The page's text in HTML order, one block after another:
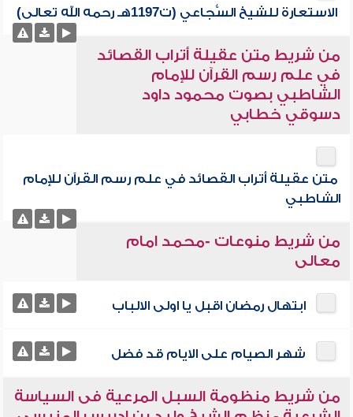
الاستعارة للشيخ السُّجاعي (ت1197هـ رحمه الله تعالى)
من شريط متن عقيلة أتراب القصائد
في علم رسم القرآن للإمام
الشاطبي بصوت محمود داود
دسوقي خطابي
متن عقيلة أتراب القصائد في علم رسم القرآن للإمام
الشاطبي
من شريط منوعات -محمد امام
معالى
ابتهال رمضان اقبل يا اولى الالباب
شهر الصيام على الايام قد فضل
من شريط منظومة السبل المرعية فى السياسة